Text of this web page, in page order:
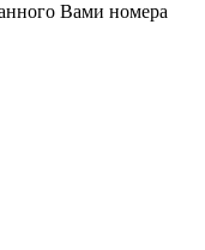
Вами номера